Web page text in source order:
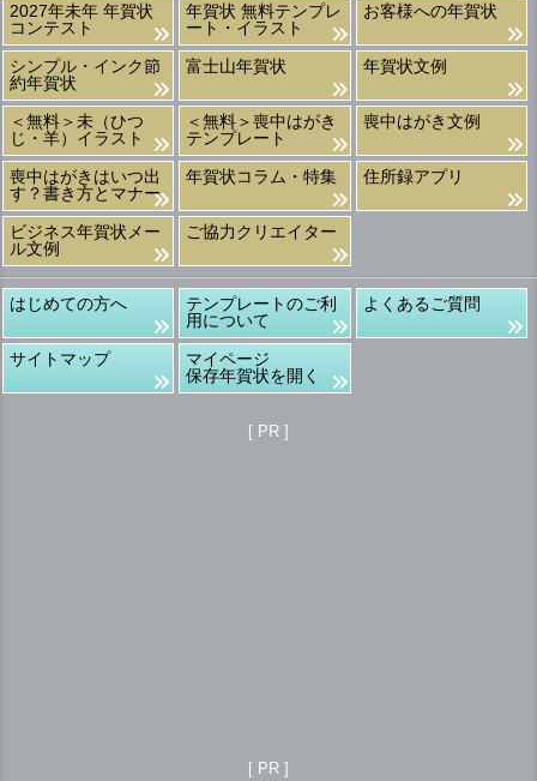
2027年未年 年賀状
コンテスト
年賀状 無料テンプレ
ート・イラスト
お客様への年賀状
シンプル・インク節
約年賀状
富士山年賀状 年賀状文例
＜無料＞未（ひつ
じ・羊）イラスト
＜無料＞喪中はがき
テンプレート
喪中はがき文例
喪中はがきはいつ出
す？書き方とマナー
年賀状コラム・特集 住所録アプリ
ビジネス年賀状メー
ル文例
ご協力クリエイター
はじめての方へ
テンプレートのご利
用について
よくあるご質問
サイトマップ
マイページ
保存年賀状を開く
[ PR ]
[ PR ]